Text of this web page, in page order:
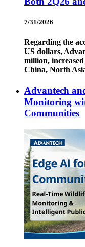
7/31/2026
Regarding the
US dollars,
million,
China, North
Advantech
Monitoring
Communities